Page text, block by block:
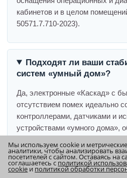
кабинетов и в целом
50571.7.710-2023).
Подходят ли ваши
систем «умный дом»?
Да, электронные «Каскад» с
отсутствием помех идеально
контроллерами, датчиками и
устройствами «умного дома»,
Наверх
Мы используем cookie и
аналитики, чтобы анализировать
посетителей с сайтом. Оставаясь на
соглашаетесь с политикой
cookie и политикой обработки